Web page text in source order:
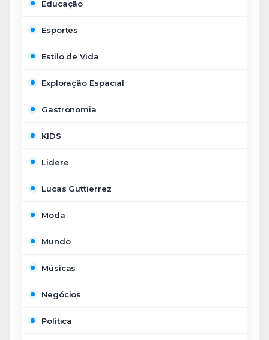
Educação
Esportes
Estilo de Vida
Exploração Espacial
Gastronomia
KIDS
Lidere
Lucas Guttierrez
Moda
Mundo
Músicas
Negócios
Política